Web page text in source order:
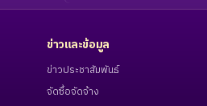
ข่าวและข้อมูล
ข่าวประชาสัมพันธ์
จัดซื้อจัดจ้าง